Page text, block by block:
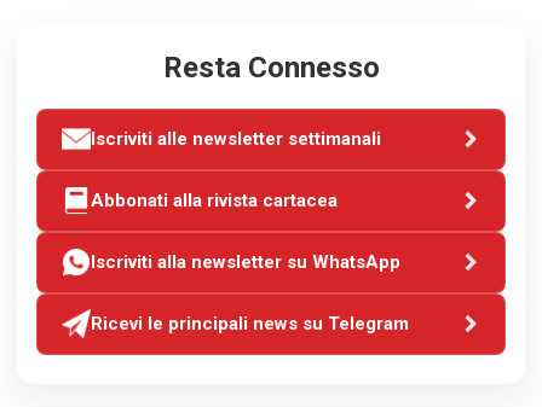
Resta Connesso
Iscriviti alle newsletter settimanali
Abbonati alla rivista cartacea
Iscriviti alla newsletter su WhatsApp
Ricevi le principali news su Telegram